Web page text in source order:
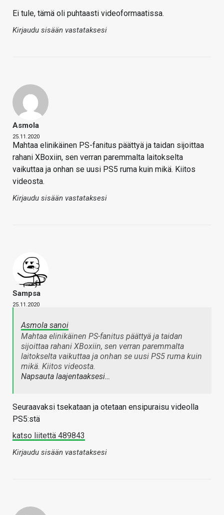
Ei tule, tämä oli puhtaasti videoformaatissa.
Kirjaudu sisään vastataksesi
Asmola
25.11.2020
Mahtaa elinikäinen PS-fanitus päättyä ja taidan sijoittaa
rahani XBoxiin, sen verran paremmalta laitokselta
vaikuttaa ja onhan se uusi PS5 ruma kuin mikä. Kiitos
videosta.
Kirjaudu sisään vastataksesi
Sampsa
25.11.2020
Asmola sanoi
Mahtaa elinikäinen PS-fanitus päättyä ja taidan
sijoittaa rahani XBoxiin, sen verran paremmalta
laitokselta vaikuttaa ja onhan se uusi PS5 ruma kuin
mikä. Kiitos videosta.
Napsauta laajentaaksesi…
Seuraavaksi tsekataan ja otetaan ensipuraisu videolla
PS5:stä
katso liitettä 489843
Kirjaudu sisään vastataksesi